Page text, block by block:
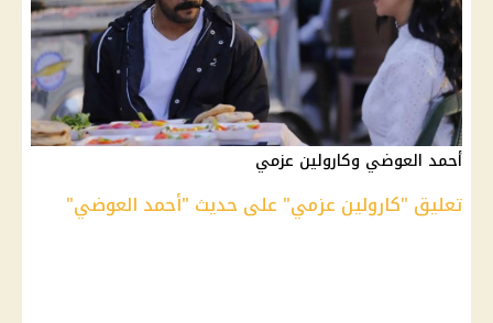
أحمد العوضي وكارولين عزمي
تعليق "كارولين عزمي" على حديث "أحمد العوضي"